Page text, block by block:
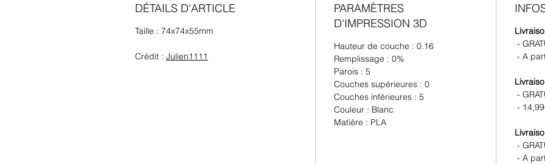
DÉTAILS D'ARTICLE
Taille : 74x74x55mm
Crédit : Julien1111
PARAMÈTRES
D'IMPRESSION 3D
Hauteur de couche : 0.16
Remplissage : 0%
Parois : 5
Couches supérieures : 0
Couches inférieures : 5
Couleur : Blanc
Matière : PLA
-
- A
-
-
-
- A